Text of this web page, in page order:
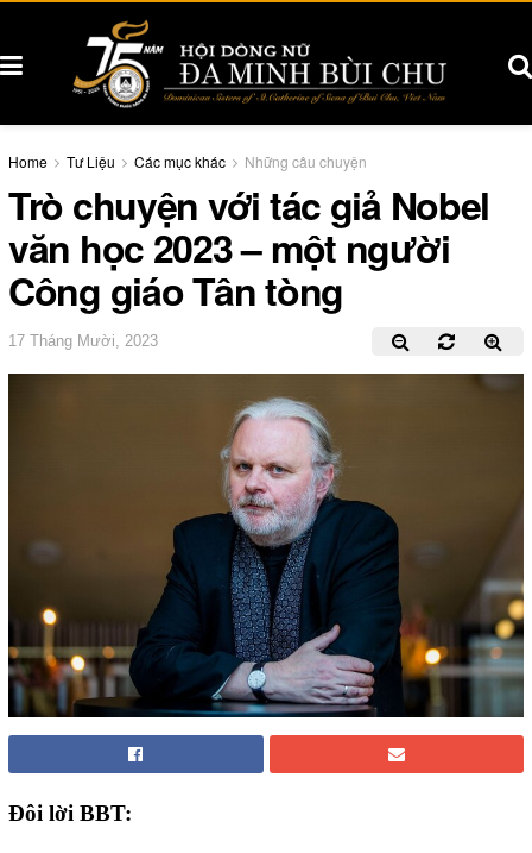
Home Tư Liệu Các mục khác Những câu chuyện
Trò chuyện với tác giả Nobel
văn học 2023 – một người
Công giáo Tân tòng
17 Tháng Mười, 2023
Đôi lời BBT: